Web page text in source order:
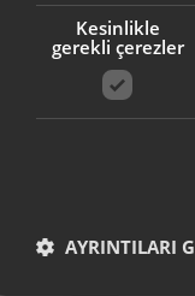
ekleyip, yedek
İndirimdekiler
Kesinlikle
gerekli çerezler
AYRINTILARI